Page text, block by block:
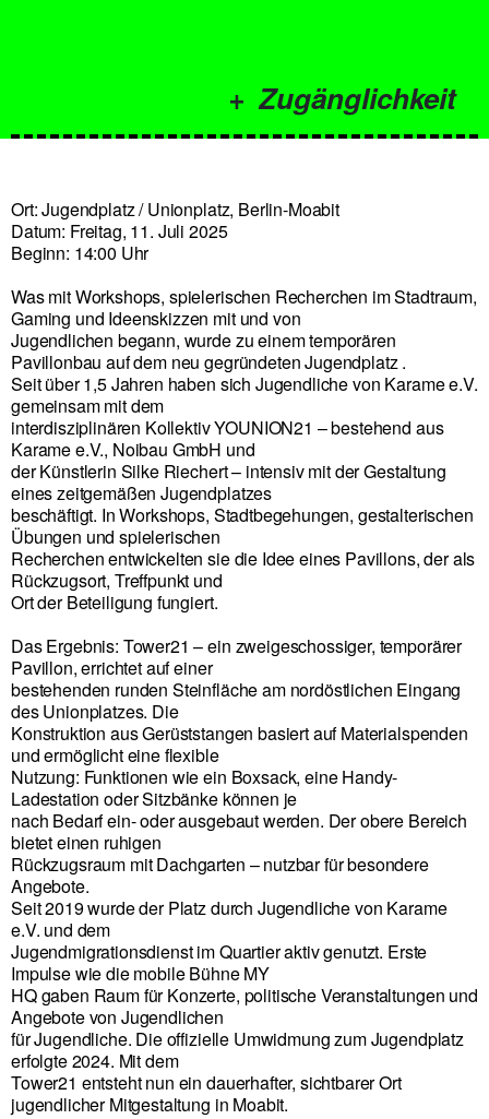
Zugänglichkeit
Ort: Jugendplatz / Unionplatz, Berlin-Moabit
Datum: Freitag, 11. Juli 2025
Beginn: 14:00 Uhr
Was mit Workshops, spielerischen Recherchen im Stadtraum,
Gaming und Ideenskizzen mit und von
Jugendlichen begann, wurde zu einem temporären
Pavillonbau auf dem neu gegründeten Jugendplatz .
Seit über 1,5 Jahren haben sich Jugendliche von Karame e.V.
gemeinsam mit dem
interdisziplinären Kollektiv YOUNION21 – bestehend aus
Karame e.V., Noibau GmbH und
der Künstlerin Silke Riechert – intensiv mit der Gestaltung
eines zeitgemäßen Jugendplatzes
beschäftigt. In Workshops, Stadtbegehungen, gestalterischen
Übungen und spielerischen
Recherchen entwickelten sie die Idee eines Pavillons, der als
Rückzugsort, Treffpunkt und
Ort der Beteiligung fungiert.
Das Ergebnis: Tower21 – ein zweigeschossiger, temporärer
Pavillon, errichtet auf einer
bestehenden runden Steinfläche am nordöstlichen Eingang
des Unionplatzes. Die
Konstruktion aus Gerüststangen basiert auf Materialspenden
und ermöglicht eine flexible
Nutzung: Funktionen wie ein Boxsack, eine Handy-
Ladestation oder Sitzbänke können je
nach Bedarf ein- oder ausgebaut werden. Der obere Bereich
bietet einen ruhigen
Rückzugsraum mit Dachgarten – nutzbar für besondere
Angebote.
Seit 2019 wurde der Platz durch Jugendliche von Karame
e.V. und dem
Jugendmigrationsdienst im Quartier aktiv genutzt. Erste
Impulse wie die mobile Bühne MY
HQ gaben Raum für Konzerte, politische Veranstaltungen und
Angebote von Jugendlichen
für Jugendliche. Die offizielle Umwidmung zum Jugendplatz
erfolgte 2024. Mit dem
Tower21 entsteht nun ein dauerhafter, sichtbarer Ort
jugendlicher Mitgestaltung in Moabit.